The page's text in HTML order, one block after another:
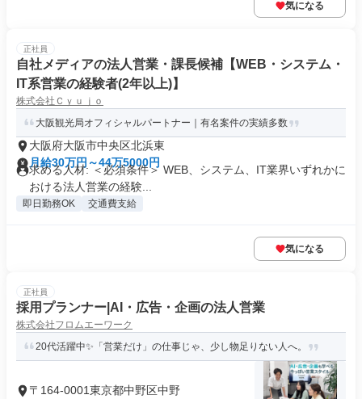
気になる
正社員
自社メディアの法人営業・課長候補【WEB・システム・
IT系営業の経験者(2年以上)】
株式会社Ｃｙｕｊｏ
大阪観光局オフィシャルパートナー｜有名案件の実績多数
大阪府大阪市中央区北浜東
月給30万円～44万5000円
求める人材: ＜必須条件＞ WEB、システム、IT業界いずれかに
おける法人営業の経験...
即日勤務OK 交通費支給
気になる
正社員
採用プランナー|AI・広告・企画の法人営業
株式会社フロムエーワーク
20代活躍中✨「営業だけ」の仕事じゃ、少し物足りない人へ。
〒164-0001東京都中野区中野